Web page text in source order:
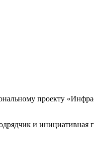
проекту
и инициативная